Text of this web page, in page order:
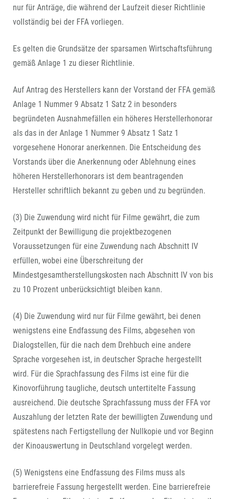
nur für Anträge, die während der Laufzeit dieser Richtlinie
vollständig bei der FFA vorliegen.
Es gelten die Grundsätze der sparsamen Wirtschaftsführung
gemäß Anlage 1 zu dieser Richtlinie.
Auf Antrag des Herstellers kann der Vorstand der FFA gemäß
Anlage 1 Nummer 9 Absatz 1 Satz 2 in besonders
begründeten Ausnahmefällen ein höheres Herstellerhonorar
als das in der Anlage 1 Nummer 9 Absatz 1 Satz 1
vorgesehene Honorar anerkennen. Die Entscheidung des
Vorstands über die Anerkennung oder Ablehnung eines
höheren Herstellerhonorars ist dem beantragenden
Hersteller schriftlich bekannt zu geben und zu begründen.
(3) Die Zuwendung wird nicht für Filme gewährt, die zum
Zeitpunkt der Bewilligung die projektbezogenen
Voraussetzungen für eine Zuwendung nach Abschnitt IV
erfüllen, wobei eine Überschreitung der
Mindestgesamtherstellungskosten nach Abschnitt IV von bis
zu 10 Prozent unberücksichtigt bleiben kann.
(4) Die Zuwendung wird nur für Filme gewährt, bei denen
wenigstens eine Endfassung des Films, abgesehen von
Dialogstellen, für die nach dem Drehbuch eine andere
Sprache vorgesehen ist, in deutscher Sprache hergestellt
wird. Für die Sprachfassung des Films ist eine für die
Kinovorführung taugliche, deutsch untertitelte Fassung
ausreichend. Die deutsche Sprachfassung muss der FFA vor
Auszahlung der letzten Rate der bewilligten Zuwendung und
spätestens nach Fertigstellung der Nullkopie und vor Beginn
der Kinoauswertung in Deutschland vorgelegt werden.
(5) Wenigstens eine Endfassung des Films muss als
barrierefreie Fassung hergestellt werden. Eine barrierefreie